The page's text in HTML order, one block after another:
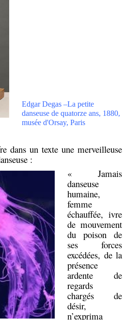
Edgar Degas –La petite
danseuse de quatorze ans, 1880,
musée d'Orsay, Paris
un texte une merveilleuse
:
« Jamais
danseuse
humaine,
femme
échauffée, ivre
de mouvement
du poison de
ses forces
excédées, de la
présence
ardente de
regards
chargés de
désir,
n’exprima